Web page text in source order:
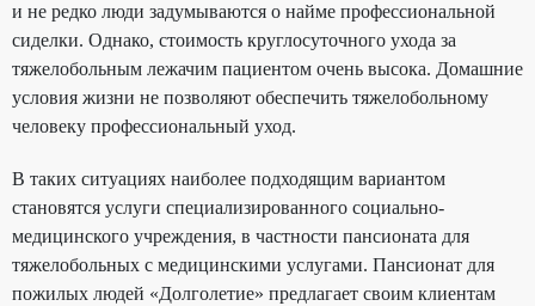
и не редко люди задумываются о найме профессиональной
сиделки. Однако, стоимость круглосуточного ухода за
тяжелобольным лежачим пациентом очень высока. Домашние
условия жизни не позволяют обеспечить тяжелобольному
человеку профессиональный уход.
В таких ситуациях наиболее подходящим вариантом
становятся услуги специализированного социально-
медицинского учреждения, в частности пансионата для
тяжелобольных с медицинскими услугами. Пансионат для
пожилых людей «Долголетие» предлагает своим клиентам